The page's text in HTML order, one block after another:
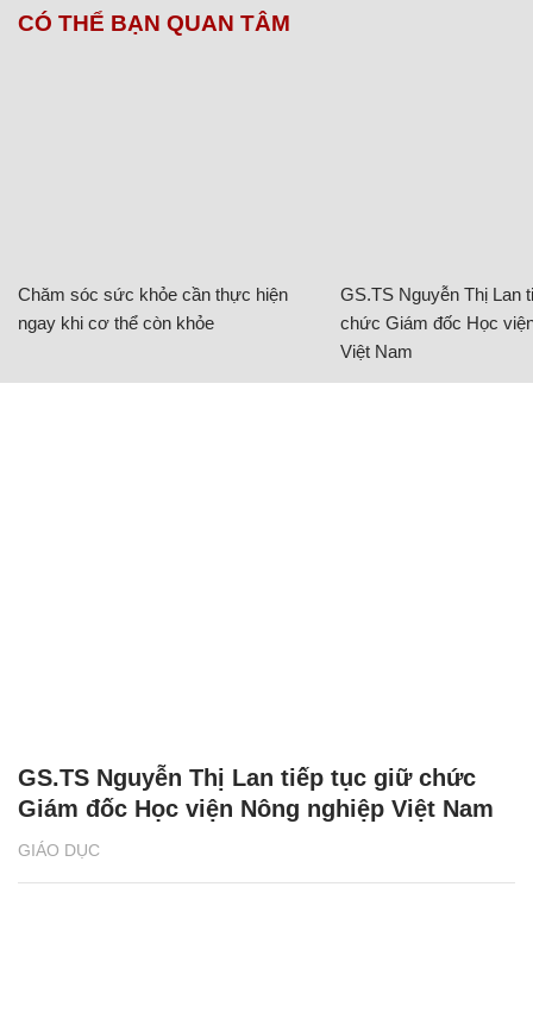
CÓ THỂ BẠN QUAN TÂM
Chăm sóc sức khỏe cần thực hiện
ngay khi cơ thể còn khỏe
GS.TS Nguyễn Thị Lan
chức Giám đốc Học
Việt Nam
GIÁO DỤC
GS.TS Nguyễn Thị Lan tiếp tục giữ chức
Giám đốc Học viện Nông nghiệp Việt Nam